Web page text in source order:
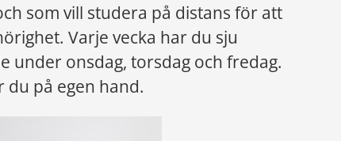
som vill studera på distans för att
Varje vecka har du sju
under onsdag, torsdag och fredag.
du på egen hand.